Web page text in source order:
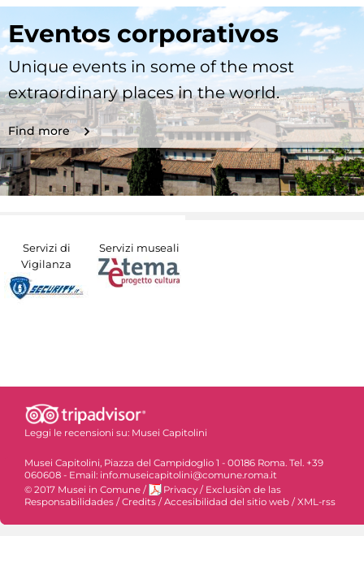
Eventos corporativos
Unique events in some of the most
extraordinary places in the world.
Find more
Servizi di
Vigilanza
Servizi museali
Leggi le recensioni su: Musei Capitolini
Musei Capitolini, Piazza del Campidoglio 1 - 00186 Roma. Tel. +39
060608 - Email: info.museicapitolini@comune.roma.it
© 2017 Musei in Comune / Privacy / Exclusiòn de las
Responsabilidades / Credits / Accesibilidad del sitio web / XML-rss